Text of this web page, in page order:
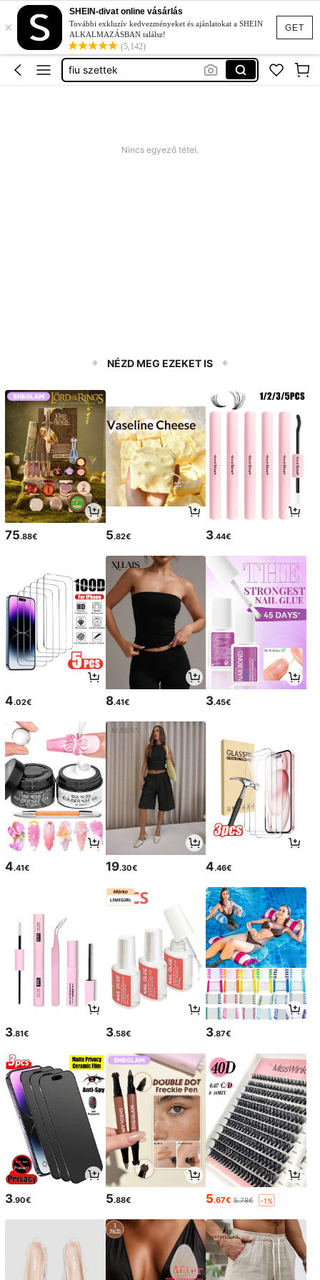
GET
×
SHEIN-divat online vásárlás
További exkluzív kedvezményeket és ajánlatokat a SHEIN
ALKALMAZÁSBAN találsz!
(5,142)
koszorúslány ruha
pulcsi
fiu szettek
papucs
Nincs egyező tétel.
NÉZD MEG EZEKET IS
75.88€ 5.82€ 3.44€
4.02€ 8.41€ 3.45€
4.41€ 19.30€ 4.46€
3.81€ 3.58€ 3.87€
3.90€ 5.88€ 5.67€ 5.78€ -1%